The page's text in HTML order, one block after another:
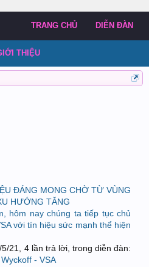
ĐÁNG MONG CHỜ TỪ VÙNG
HƯỚNG TĂNG
hôm nay chúng ta tiếp tục chủ
với tín hiệu sức mạnh thể hiện
21
, 4 lần trả lời, trong diễn đàn:
- VSA
TRANG CHỦ DIỄN ĐÀN
THIỆU